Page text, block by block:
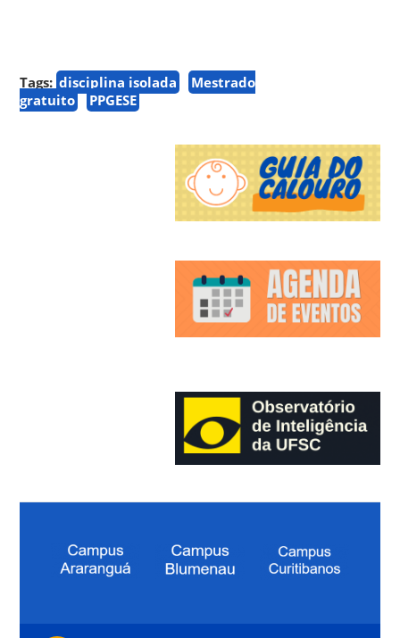
Tags: disciplina isolada
Mestrado
gratuito
PPGESE